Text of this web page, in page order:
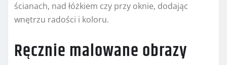
ścianach, nad łóżkiem czy przy oknie, dodając
wnętrzu radości i koloru.
Ręcznie malowane obrazy